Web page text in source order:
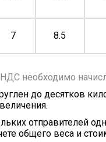
7 8.5
необходимо
до десятков
отправителей
общего веса и